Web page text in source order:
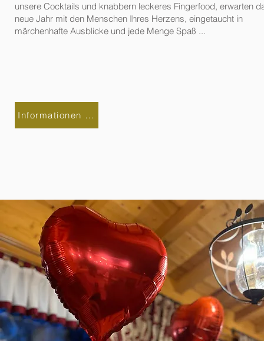
unsere Cocktails und knabbern leckeres Fingerfood, erwarten
neue Jahr mit den Menschen Ihres Herzens, eingetaucht in
märchenhafte Ausblicke und jede Menge Spaß ...
Informationen anfordern